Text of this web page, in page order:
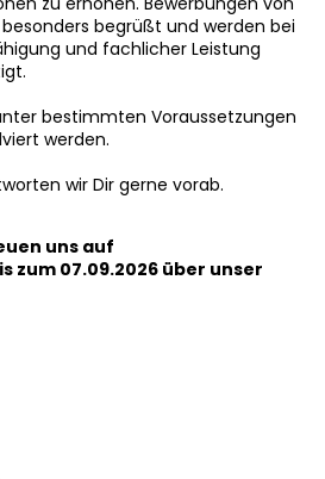
begrüßt und werden bei
und fachlicher Leistung
bestimmten Voraussetzungen
werden.
wir Dir gerne vorab.
uns auf
zum 07.09.2026 über unser